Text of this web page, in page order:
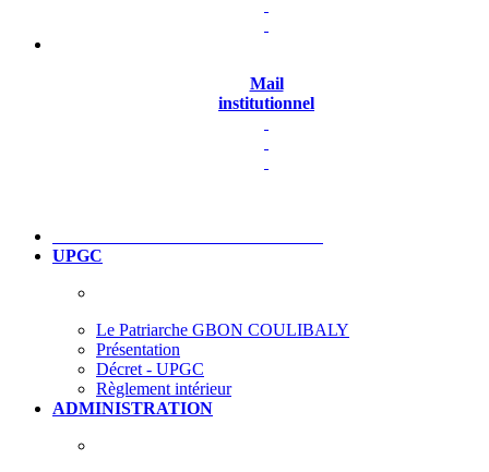
Mail
institutionnel
UPGC
Le Patriarche GBON COULIBALY
Présentation
Décret - UPGC
Règlement intérieur
ADMINISTRATION